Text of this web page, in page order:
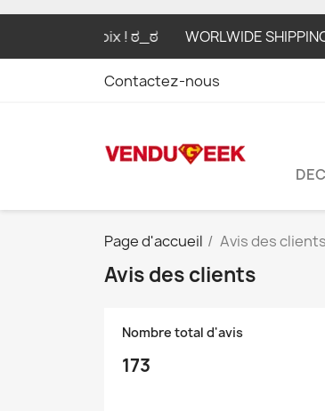
ton choix ! ಠ_ಠ WORLWIDE SHIPPING
Contactez-nous
Page d'accueil Avis des clients
Avis des clients
Nombre total d'avis
173